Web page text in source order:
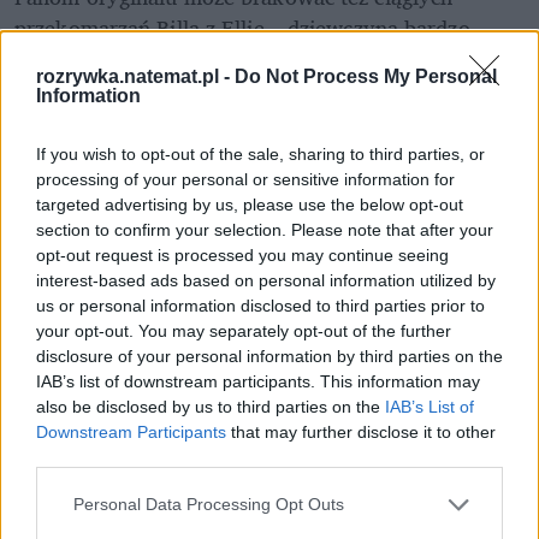
rozrywka.natemat.pl - Do Not Process My Personal
Information
If you wish to opt-out of the sale, sharing to third parties, or
processing of your personal or sensitive information for
targeted advertising by us, please use the below opt-out
section to confirm your selection. Please note that after your
opt-out request is processed you may continue seeing
interest-based ads based on personal information utilized by
us or personal information disclosed to third parties prior to
your opt-out. You may separately opt-out of the further
disclosure of your personal information by third parties on the
IAB’s list of downstream participants. This information may
also be disclosed by us to third parties on the IAB’s List of
Downstream Participants that may further disclose it to other
Personal Data Processing Opt Outs
przekomarzań Billa z Ellie – dziewczyna bardzo
złośliwymi komentarzami. Cały etap w grze z nie
auto w garażu Franka (z akumulatorem, który
ukradł... Billowi). Uciekając, zabijają masę
zombiaków, a po wszystkim preppers mówi na
pożegnanie do Joela urocze "wypierd*lajcie z
mojego miasta". Nie wiadomo, co się potem działo z
Billem - w grze wspominany jest już tylko w
rozmowach.